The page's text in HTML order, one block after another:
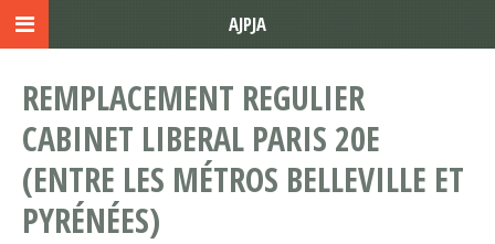
REMPLACEMENT REGULIER
CABINET LIBERAL PARIS 20E
(ENTRE LES MÉTROS BELLEVILLE ET
PYRÉNÉES)
AJPJA